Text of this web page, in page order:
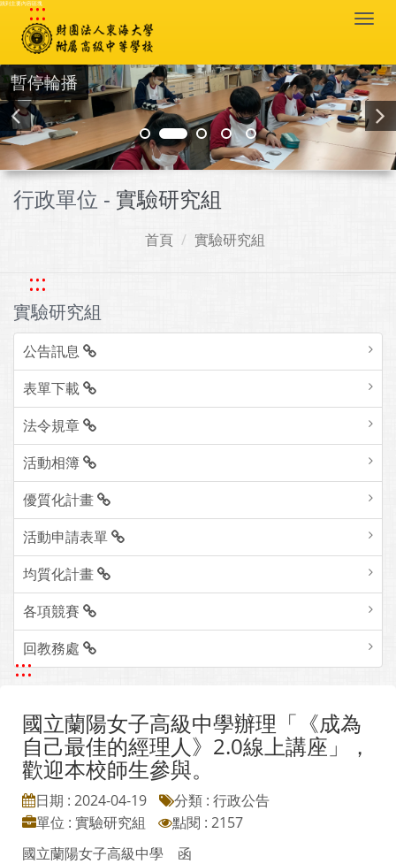
跳到主要內容區塊
:::
暫停輪播
行政單位 - 實驗研究組
首頁 實驗研究組
:::
實驗研究組
公告訊息
表單下載
法令規章
活動相簿
優質化計畫
活動申請表單
均質化計畫
各項競賽
回教務處
:::
國立蘭陽女子高級中學辦理「《成為
自己最佳的經理人》2.0線上講座」，
歡迎本校師生參與。
日期 : 2024-04-19
分類 : 行政公告
單位 : 實驗研究組
點閱 : 2157
國立蘭陽女子高級中學 函